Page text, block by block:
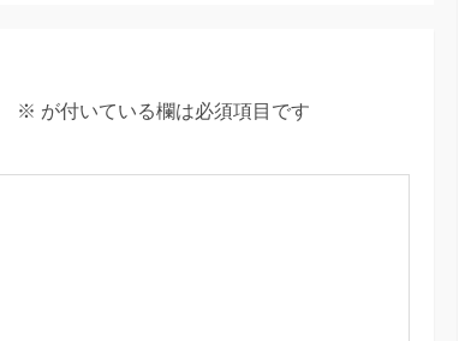
※ が付いている欄は必須項目です